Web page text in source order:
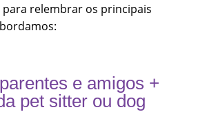
relembrar os principais
e amigos +
pet sitter ou dog